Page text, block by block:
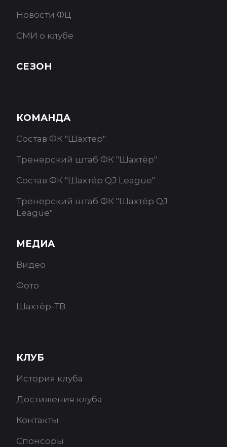
Новости ФЦ
СМИ о клубе
СЕЗОН
КОМАНДА
Состав ФК "Шахтёр"
Тренерский штаб ФК "Шахтёр"
Состав ФК "Шахтёр QJ League"
Тренерский штаб ФК "Шахтёр QJ
League"
МЕДИА
Видео
Фото
Шахтёр-ТВ
КЛУБ
История клуба
Достижения клуба
Контакты
Спонсоры